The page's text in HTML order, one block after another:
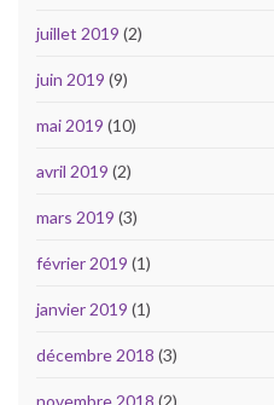
juillet 2019 (2)
juin 2019 (9)
mai 2019 (10)
avril 2019 (2)
mars 2019 (3)
février 2019 (1)
janvier 2019 (1)
décembre 2018 (3)
novembre 2018 (2)